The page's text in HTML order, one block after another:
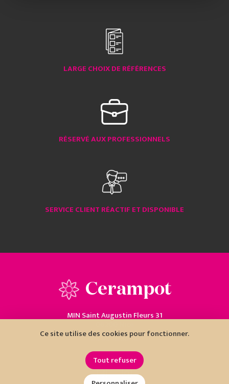
LARGE CHOIX DE RÉFÉRENCES
RÉSERVÉ AUX PROFESSIONNELS
SERVICE CLIENT RÉACTIF ET DISPONIBLE
Cerampot
MIN Saint Augustin Fleurs 31
04 93 18 80 10
Ce site utilise des cookies pour fonctionner.
Tout refuser